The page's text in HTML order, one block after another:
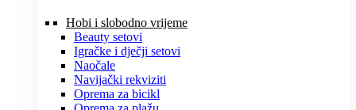
Hobi i slobodno vrijeme
Beauty setovi
Igračke i dječji setovi
Naočale
Navijački rekviziti
Oprema za bicikl